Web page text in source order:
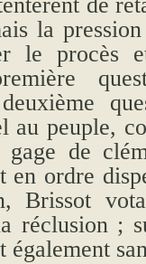
de
la
le procès
au peuple,
gage de
en ordre
Brissot
réclusion ;
également